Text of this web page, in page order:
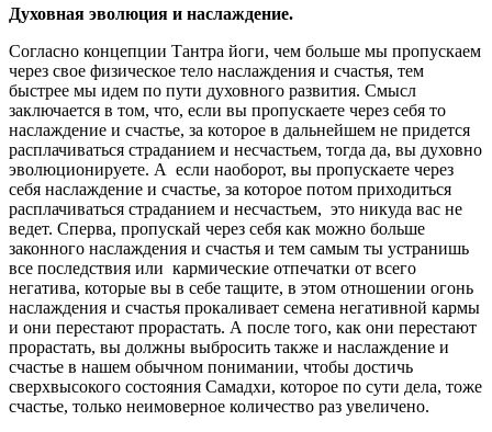
Духовная эволюция и наслаждение.
Согласно концепции Тантра йоги, чем больше мы пропускаем
через свое физическое тело наслаждения и счастья, тем
быстрее мы идем по пути духовного развития. Смысл
заключается в том, что, если вы пропускаете через себя то
наслаждение и счастье, за которое в дальнейшем не придется
расплачиваться страданием и несчастьем, тогда да, вы духовно
эволюционируете. А если наоборот, вы пропускаете через
себя наслаждение и счастье, за которое потом приходиться
расплачиваться страданием и несчастьем, это никуда вас не
ведет. Сперва, пропускай через себя как можно больше
законного наслаждения и счастья и тем самым ты устранишь
все последствия или кармические отпечатки от всего
негатива, которые вы в себе тащите, в этом отношении огонь
наслаждения и счастья прокаливает семена негативной кармы
и они перестают прорастать. А после того, как они перестают
прорастать, вы должны выбросить также и наслаждение и
счастье в нашем обычном понимании, чтобы достичь
сверхвысокого состояния Самадхи, которое по сути дела, тоже
счастье, только неимоверное количество раз увеличено.